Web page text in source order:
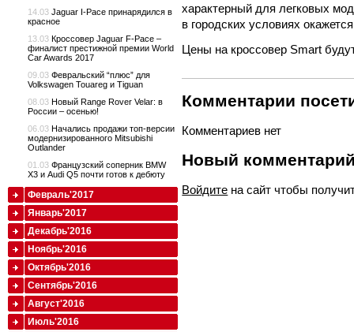
характерный для легковых
в городских условиях
Цены на кроссовер Smart
Комментарии
Комментариев нет
Новый
Войдите на сайт чтобы
14.03 Jaguar I-Pace принарядился в
красное
13.03 Кроссовер Jaguar F-Pace –
финалист престижной премии World
Car Awards 2017
09.03 Февральский “плюс” для
Volkswagen Touareg и Tiguan
08.03 Новый Range Rover Velar: в
России – осенью!
06.03 Начались продажи топ-версии
модернизированного Mitsubishi
Outlander
01.03 Французский соперник BMW
X3 и Audi Q5 почти готов к дебюту
Февраль'2017
Январь'2017
Декабрь'2016
Ноябрь'2016
Октябрь'2016
Сентябрь'2016
Август'2016
Июль'2016